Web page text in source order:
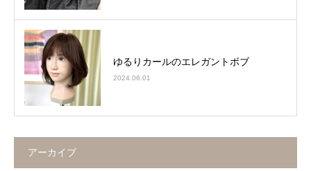
ゆるりカールのエレガントボブ
2024.06.01
アーカイブ